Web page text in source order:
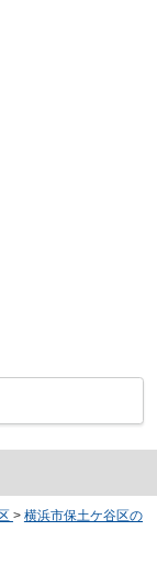
> 横浜市保土ケ谷区の